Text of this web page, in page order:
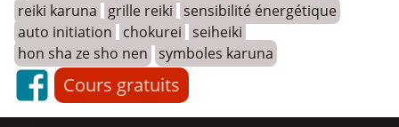
reiki karuna
grille reiki sensibilité énergétique
auto initiation
chokurei seiheiki
hon sha ze sho nen symboles karuna
Cours gratuits